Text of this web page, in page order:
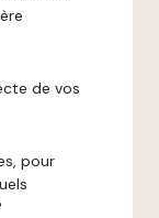
de vos
pour